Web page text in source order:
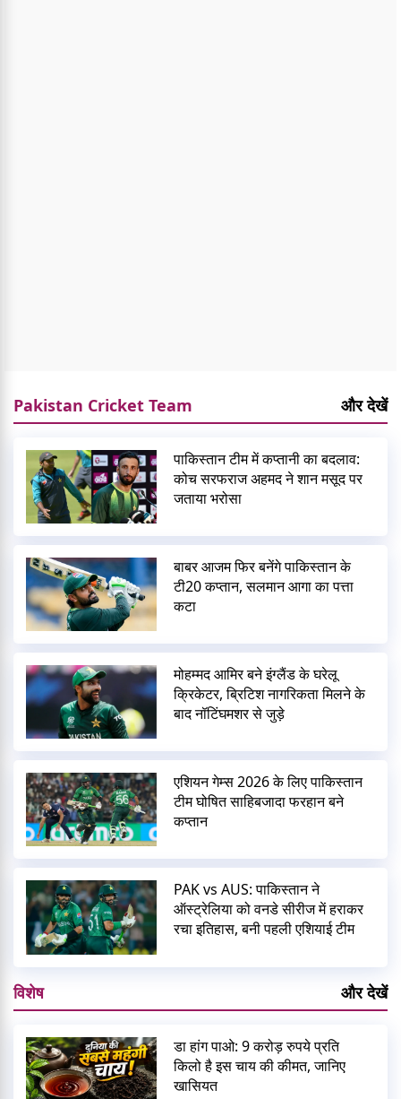
Pakistan Cricket Team और देखें
पाकिस्तान टीम में कप्तानी का बदलाव:
कोच सरफराज अहमद ने शान मसूद पर
जताया भरोसा
बाबर आजम फिर बनेंगे पाकिस्तान के
टी20 कप्तान, सलमान आगा का पत्ता
कटा
मोहम्मद आमिर बने इंग्लैंड के घरेलू
क्रिकेटर, ब्रिटिश नागरिकता मिलने के
बाद नॉटिंघमशर से जुड़े
एशियन गेम्स 2026 के लिए पाकिस्तान
टीम घोषित साहिबजादा फरहान बने
कप्तान
PAK vs AUS: पाकिस्तान ने
ऑस्ट्रेलिया को वनडे सीरीज में हराकर
रचा इतिहास, बनी पहली एशियाई टीम
विशेष और देखें
डा हांग पाओ: 9 करोड़ रुपये प्रति
किलो है इस चाय की कीमत, जानिए
खासियत